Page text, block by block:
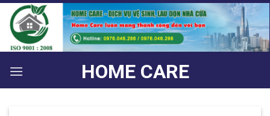
Bỏ
qua
nội
dung
HOME CARE